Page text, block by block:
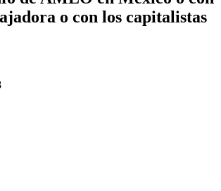
o con los capitalistas